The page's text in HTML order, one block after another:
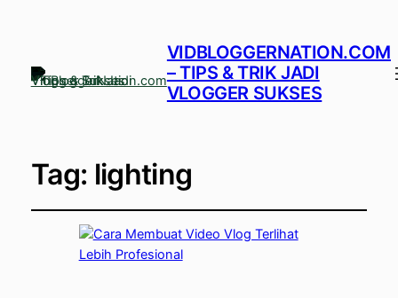
VIDBLOGGERNATION.COM
– TIPS & TRIK JADI
VLOGGER SUKSES
Tag: lighting